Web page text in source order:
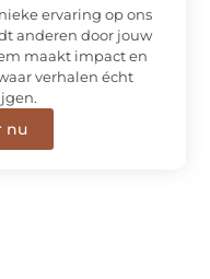
ervaring op ons
anderen door jouw
maakt impact en
verhalen écht
nu